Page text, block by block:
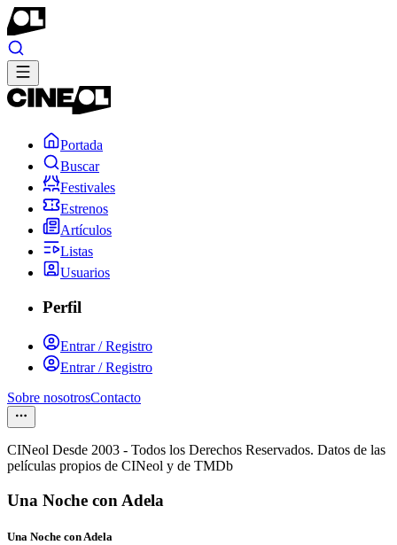
Portada
Buscar
Festivales
Estrenos
Artículos
Listas
Usuarios
Perfil
Entrar / Registro
Entrar / Registro
Sobre nosotrosContacto
CINeol Desde 2003 - Todos los Derechos Reservados. Datos de las
películas propios de CINeol y de TMDb
Una Noche con Adela
Una Noche con Adela